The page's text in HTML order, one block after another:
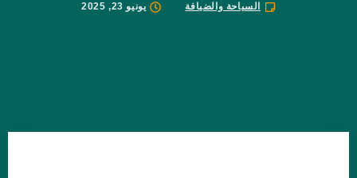
السياحة والضيافة يونيو 23, 2025